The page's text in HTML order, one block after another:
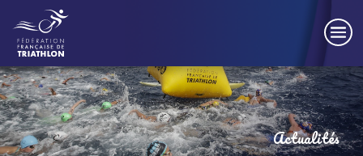
Actualités
Panneau de gestion des cookies